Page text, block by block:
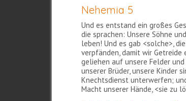
Nehemia 5
Und es entstand ein großes
die sprachen: Unsere Söhne
leben! Und es gab <solche>,
verpfänden, damit wir Getreide
geliehen auf unsere Felder
unserer Brüder, unsere Kinder
Knechtsdienst unterwerfen;
Macht unserer Hände, <sie zu